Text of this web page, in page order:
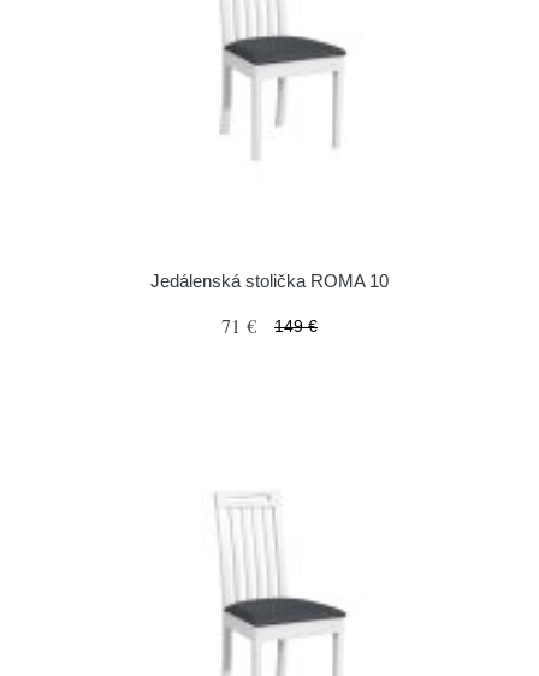
Jedálenská stolička ROMA 10
71 € 149 €